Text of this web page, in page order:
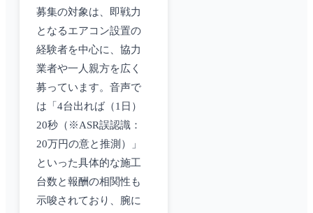
募集の対象は、即戦力
となるエアコン設置の
経験者を中心に、協力
業者や一人親方を広く
募っています。音声で
は「4台出れば（1日）
20秒（※ASR誤認識：
20万円の意と推測）」
といった具体的な施工
台数と報酬の相関性も
示唆されており、腕に